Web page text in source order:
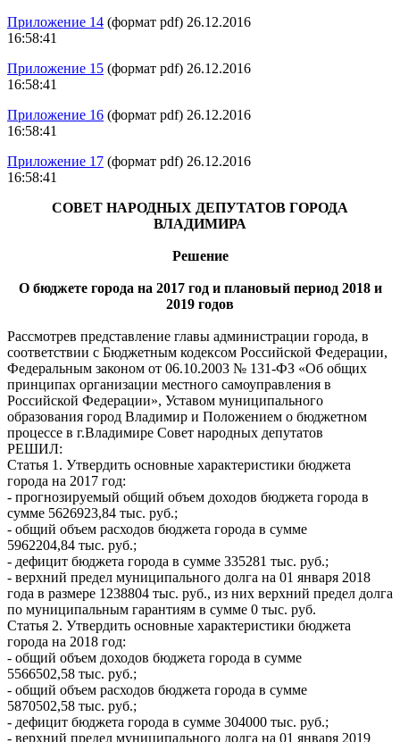
Приложение 14 (формат pdf) 26.12.2016
16:58:41
Приложение 15 (формат pdf) 26.12.2016
16:58:41
Приложение 16 (формат pdf) 26.12.2016
16:58:41
Приложение 17 (формат pdf) 26.12.2016
16:58:41
СОВЕТ НАРОДНЫХ ДЕПУТАТОВ ГОРОДА
ВЛАДИМИРА
Решение
О бюджете города на 2017 год и плановый период 2018 и
2019 годов
Рассмотрев представление главы администрации города, в
соответствии с Бюджетным кодексом Российской Федерации,
Федеральным законом от 06.10.2003 № 131-ФЗ «Об общих
принципах организации местного самоуправления в
Российской Федерации», Уставом муниципального
образования город Владимир и Положением о бюджетном
процессе в г.Владимире Совет народных депутатов
РЕШИЛ:
Статья 1. Утвердить основные характеристики бюджета
города на 2017 год:
- прогнозируемый общий объем доходов бюджета города в
сумме 5626923,84 тыс. руб.;
- общий объем расходов бюджета города в сумме
5962204,84 тыс. руб.;
- дефицит бюджета города в сумме 335281 тыс. руб.;
- верхний предел муниципального долга на 01 января 2018
года в размере 1238804 тыс. руб., из них верхний предел долга
по муниципальным гарантиям в сумме 0 тыс. руб.
Статья 2. Утвердить основные характеристики бюджета
города на 2018 год:
- общий объем доходов бюджета города в сумме
5566502,58 тыс. руб.;
- общий объем расходов бюджета города в сумме
5870502,58 тыс. руб.;
- дефицит бюджета города в сумме 304000 тыс. руб.;
- верхний предел муниципального долга на 01 января 2019